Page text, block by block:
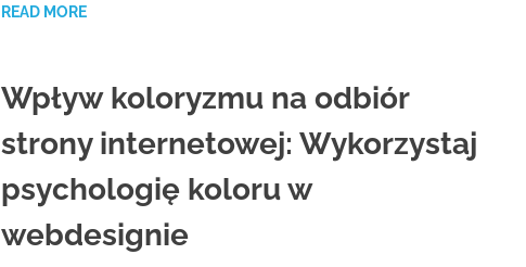
READ MORE
Wpływ koloryzmu na odbiór
strony internetowej: Wykorzystaj
psychologię koloru w
webdesignie